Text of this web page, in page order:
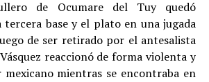
de Ocumare del Tuy quedó
base y el plato en una jugada
de ser retirado por el antesalista
reaccionó de forma violenta y
mientras se encontraba en